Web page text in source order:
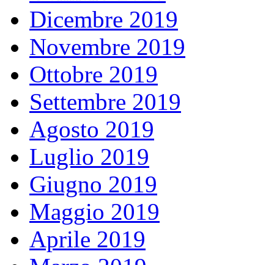
Dicembre 2019
Novembre 2019
Ottobre 2019
Settembre 2019
Agosto 2019
Luglio 2019
Giugno 2019
Maggio 2019
Aprile 2019